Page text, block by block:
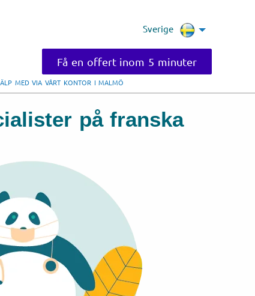
Sverige
Få en offert inom 5 minuter
MED VIA VÅRT KONTOR I MALMÖ
på franska